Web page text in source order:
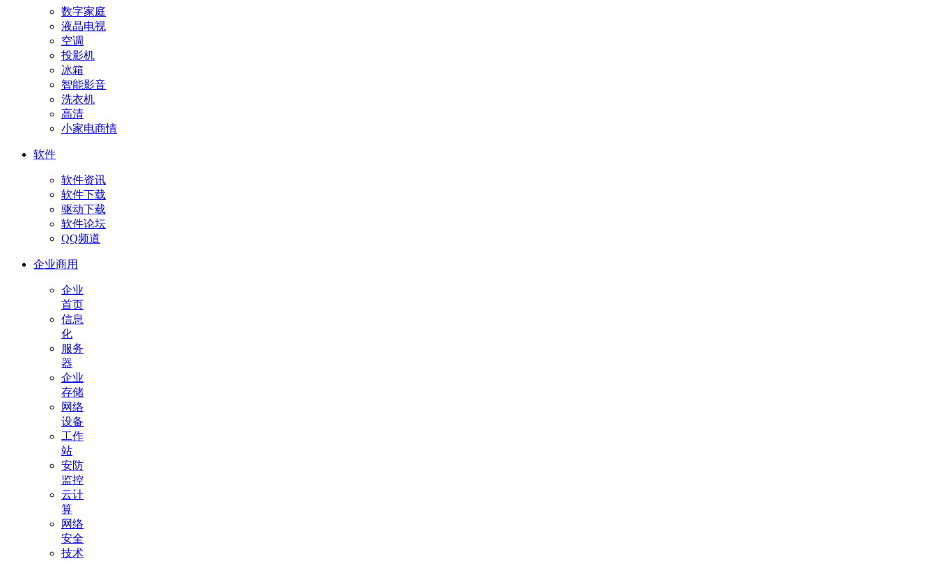
数字家庭
液晶电视
空调
投影机
冰箱
智能影音
洗衣机
高清
小家电商情
软件
软件资讯
软件下载
驱动下载
软件论坛
QQ频道
企业商用
企业
首页
信息
化
服务
器
企业
存储
网络
设备
工作
站
安防
监控
云计
算
网络
安全
技术